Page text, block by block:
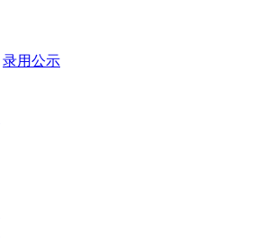
录用公示